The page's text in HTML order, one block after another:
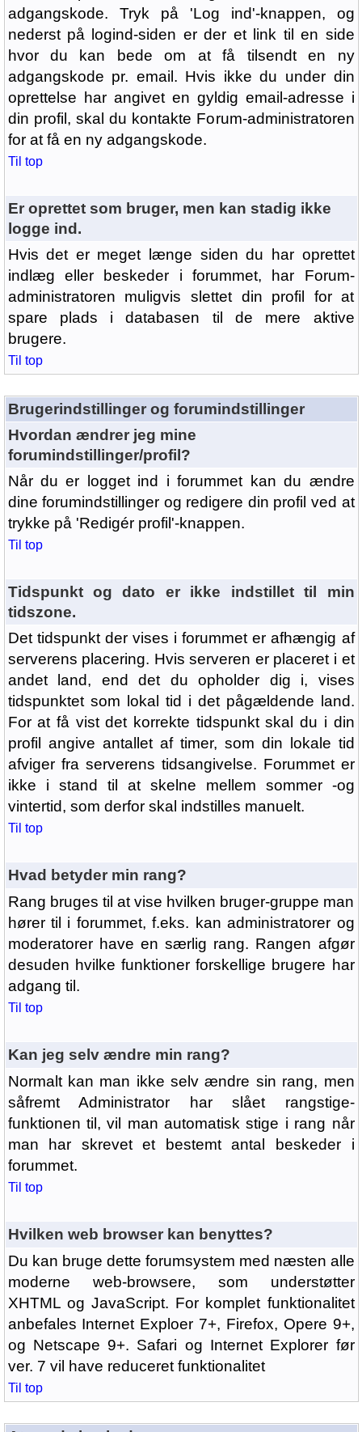
adgangskode. Tryk på 'Log ind'-knappen, og
nederst på logind-siden er der et link til en side
hvor du kan bede om at få tilsendt en ny
adgangskode pr. email. Hvis ikke du under din
oprettelse har angivet en gyldig email-adresse i
din profil, skal du kontakte Forum-administratoren
for at få en ny adgangskode.
Til top
Er oprettet som bruger, men kan stadig ikke
logge ind.
Hvis det er meget længe siden du har oprettet
indlæg eller beskeder i forummet, har Forum-
administratoren muligvis slettet din profil for at
spare plads i databasen til de mere aktive
brugere.
Til top
Brugerindstillinger og forumindstillinger
Hvordan ændrer jeg mine
forumindstillinger/profil?
Når du er logget ind i forummet kan du ændre
dine forumindstillinger og redigere din profil ved at
trykke på 'Redigér profil'-knappen.
Til top
Tidspunkt og dato er ikke indstillet til min
tidszone.
Det tidspunkt der vises i forummet er afhængig af
serverens placering. Hvis serveren er placeret i et
andet land, end det du opholder dig i, vises
tidspunktet som lokal tid i det pågældende land.
For at få vist det korrekte tidspunkt skal du i din
profil angive antallet af timer, som din lokale tid
afviger fra serverens tidsangivelse. Forummet er
ikke i stand til at skelne mellem sommer -og
vintertid, som derfor skal indstilles manuelt.
Til top
Hvad betyder min rang?
Rang bruges til at vise hvilken bruger-gruppe man
hører til i forummet, f.eks. kan administratorer og
moderatorer have en særlig rang. Rangen afgør
desuden hvilke funktioner forskellige brugere har
adgang til.
Til top
Kan jeg selv ændre min rang?
Normalt kan man ikke selv ændre sin rang, men
såfremt Administrator har slået rangstige-
funktionen til, vil man automatisk stige i rang når
man har skrevet et bestemt antal beskeder i
forummet.
Til top
Hvilken web browser kan benyttes?
Du kan bruge dette forumsystem med næsten alle
moderne web-browsere, som understøtter
XHTML og JavaScript. For komplet funktionalitet
anbefales Internet Exploer 7+, Firefox, Opere 9+,
og Netscape 9+. Safari og Internet Explorer før
ver. 7 vil have reduceret funktionalitet
Til top